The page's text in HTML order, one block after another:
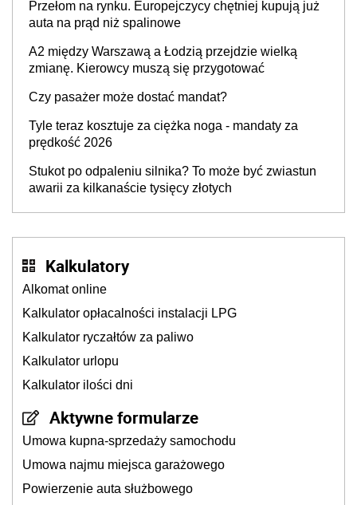
Przełom na rynku. Europejczycy chętniej kupują już
auta na prąd niż spalinowe
A2 między Warszawą a Łodzią przejdzie wielką
zmianę. Kierowcy muszą się przygotować
Czy pasażer może dostać mandat?
Tyle teraz kosztuje za ciężka noga - mandaty za
prędkość 2026
Stukot po odpaleniu silnika? To może być zwiastun
awarii za kilkanaście tysięcy złotych
Kalkulatory
Alkomat online
Kalkulator opłacalności instalacji LPG
Kalkulator ryczałtów za paliwo
Kalkulator urlopu
Kalkulator ilości dni
Aktywne formularze
Umowa kupna-sprzedaży samochodu
Umowa najmu miejsca garażowego
Powierzenie auta służbowego